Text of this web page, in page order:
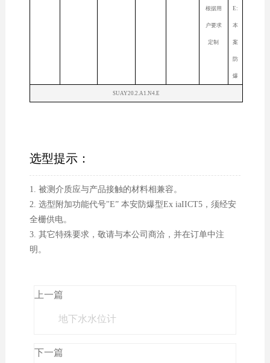
根据用
户要求
定制
E:
本
案
防
爆
SUAY20.2.A1.N4.E
选型提示：
1. 被测介质应与产品接触的材料相兼容。
2. 选型附加功能代号"E” 本安防爆型Ex iaIICT5，须经安
全栅供电。
3. 其它特殊要求，敬请与本公司商洽，并在订单中注
明。
上一篇
地下水水位计
下一篇